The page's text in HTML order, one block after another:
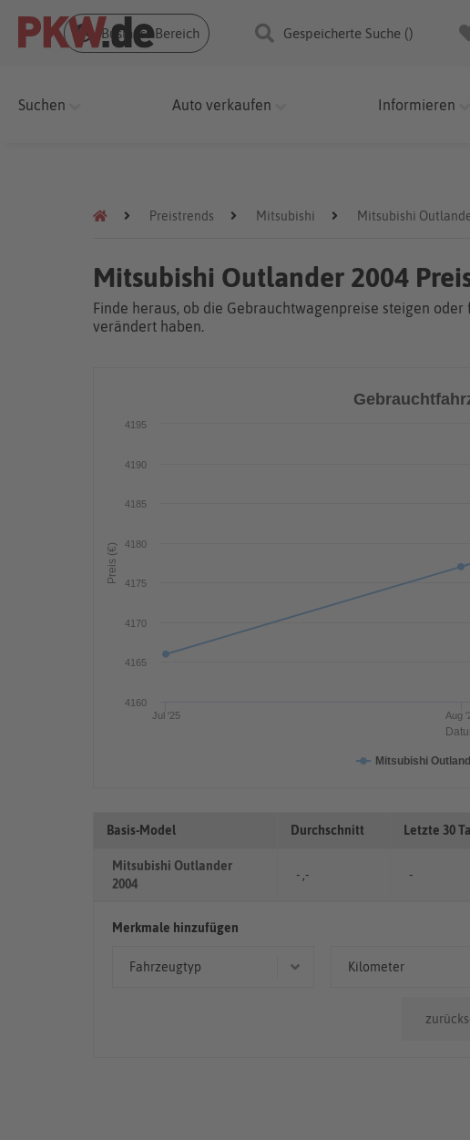
Business Bereich Gespeicherte Suche ()
Suchen Auto verkaufen Informieren
Preistrends Mitsubishi Mitsubishi
Mitsubishi Outlander 2004
Finde heraus, ob die Gebrauchtwagenpreise steigen
verändert haben.
Preis (€)
Mitsubishi
Jul '25 Aug
4160
4165
4170
4175
4180
4185
4190
4195
Basis-Model Durchschnitt Letzte 30
Mitsubishi Outlander
2004
- ,- -
Merkmale hinzufügen
Fahrzeugtyp Kilometer